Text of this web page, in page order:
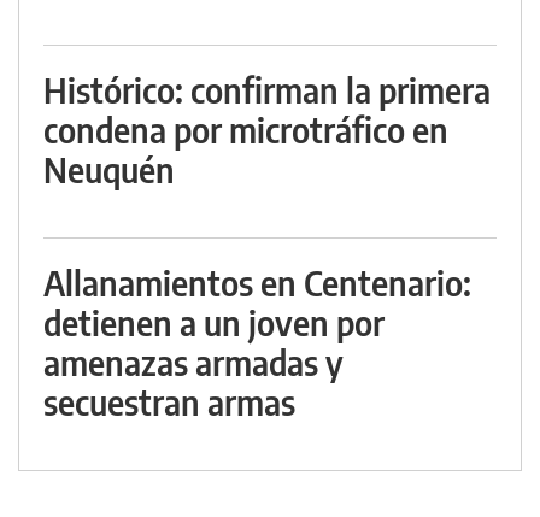
Histórico: confirman la primera
condena por microtráfico en
Neuquén
Allanamientos en Centenario:
detienen a un joven por
amenazas armadas y
secuestran armas